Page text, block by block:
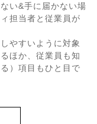
い&手に届かない場
担当者と従業員が
やすいように対象
ほか、従業員も知
）項目もひと目で